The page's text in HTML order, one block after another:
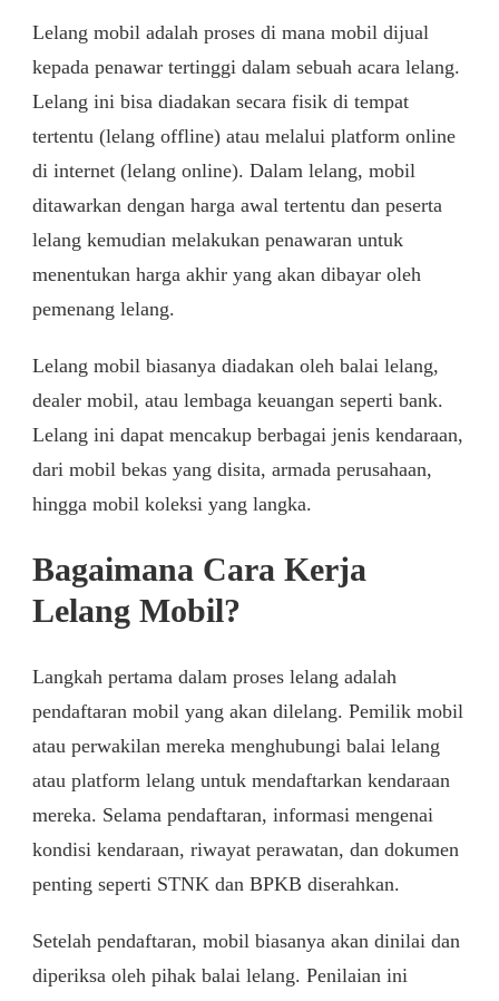
Lelang mobil adalah proses di mana mobil dijual
kepada penawar tertinggi dalam sebuah acara lelang.
Lelang ini bisa diadakan secara fisik di tempat
tertentu (lelang offline) atau melalui platform online
di internet (lelang online). Dalam lelang, mobil
ditawarkan dengan harga awal tertentu dan peserta
lelang kemudian melakukan penawaran untuk
menentukan harga akhir yang akan dibayar oleh
pemenang lelang.
Lelang mobil biasanya diadakan oleh balai lelang,
dealer mobil, atau lembaga keuangan seperti bank.
Lelang ini dapat mencakup berbagai jenis kendaraan,
dari mobil bekas yang disita, armada perusahaan,
hingga mobil koleksi yang langka.
Bagaimana Cara Kerja
Lelang Mobil?
Langkah pertama dalam proses lelang adalah
pendaftaran mobil yang akan dilelang. Pemilik mobil
atau perwakilan mereka menghubungi balai lelang
atau platform lelang untuk mendaftarkan kendaraan
mereka. Selama pendaftaran, informasi mengenai
kondisi kendaraan, riwayat perawatan, dan dokumen
penting seperti STNK dan BPKB diserahkan.
Setelah pendaftaran, mobil biasanya akan dinilai dan
diperiksa oleh pihak balai lelang. Penilaian ini